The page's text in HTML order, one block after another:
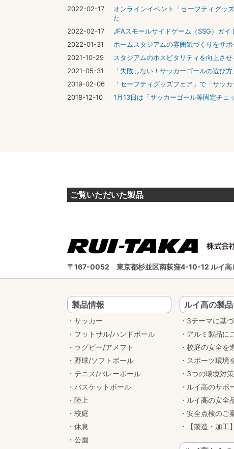
2022-02-17
オンラインイベント「セーフティグッ
た
2022-02-17
JFAスモールサイドゲーム（SSG）ガ
2022-01-31
ホームスタジアムの雰囲気づくりをサ
2021-10-29
スタジアムのホスピタリティを向上さ
2021-05-31
「失敗しない！サッカーゴールの選び
2019-02-06
「セーフティグッズフェア」で「サッ
2018-12-10
1月13日は「サッカーゴール等固定チェ
ご覧いただいた製品
〒167-0052 東京都杉並区南荻窪4-10-12 ルイ
製品情報
サッカー
フットサル/ハンドボール
ラグビー/アメフト
野球/ソフトボール
テニス/バレーボール
バスケットボール
陸上
校庭
休息
公園
ルイ高の製
3テーマに基
アルミ製品に
校庭の安全を
スポーツ環境
3つの環境対
ルイ高のサポ
ルイ高の安全
安全点検のご
【製造・加